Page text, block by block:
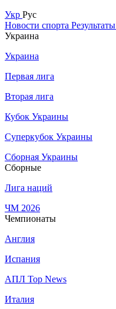
Укр Рус
Новости спорта Результаты
Украина
Украина
Первая лига
Вторая лига
Кубок Украины
Суперкубок Украины
Сборная Украины
Сборные
Лига наций
ЧМ 2026
Чемпионаты
Англия
Испания
АПЛ Top News
Италия